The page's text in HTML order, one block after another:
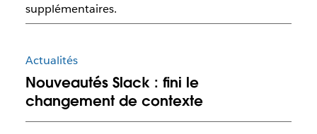
supplémentaires.
Actualités
Nouveautés Slack : fini le
changement de contexte